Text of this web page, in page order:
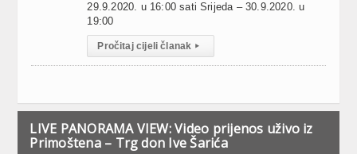
29.9.2020. u 16:00 sati Srijeda – 30.9.2020. u
19:00
Pročitaj cijeli članak ▸
LIVE PANORAMA VIEW: Video prijenos uživo iz
Primoštena – Trg don Ive Šarića